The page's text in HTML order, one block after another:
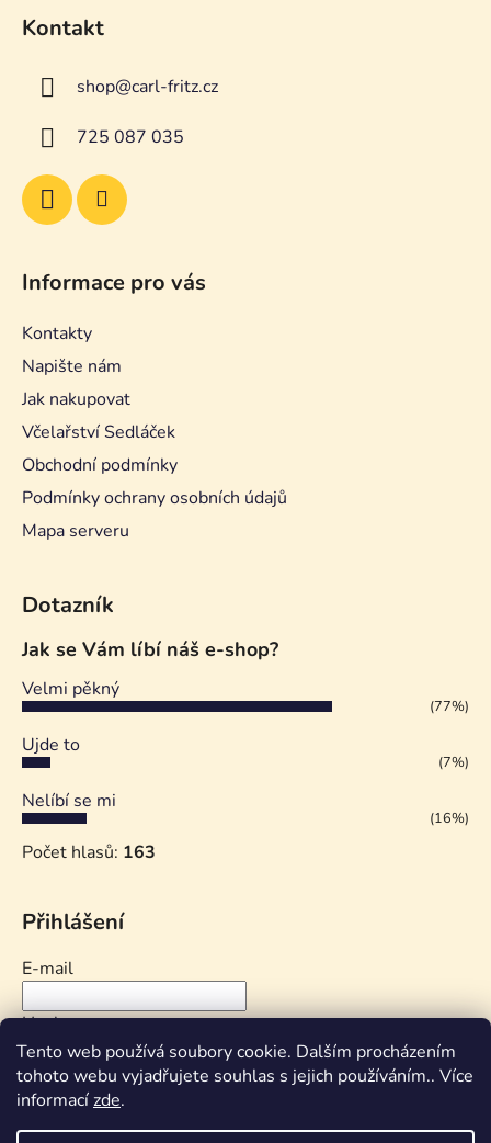
Tento web používá soubory cookie. Dalším procházením
tohoto webu vyjadřujete souhlas s jejich používáním.. Více
informacízde.
Kontakt
shop@carl-fritz.cz
725 087 035
Informace pro vás
Kontakty
Napište nám
Jak nakupovat
Včelařství Sedláček
Obchodní podmínky
Podmínky ochrany osobních údajů
Mapa serveru
Dotazník
Jak se Vám líbí náš e-shop?
Velmi pěkný
(77%)
Ujde to
(7%)
Nelíbí se mi
(16%)
Počet hlasů: 163
Přihlášení
E-mail
Heslo
PŘIHLÁSIT SE
Nová registraceZapomenuté heslo